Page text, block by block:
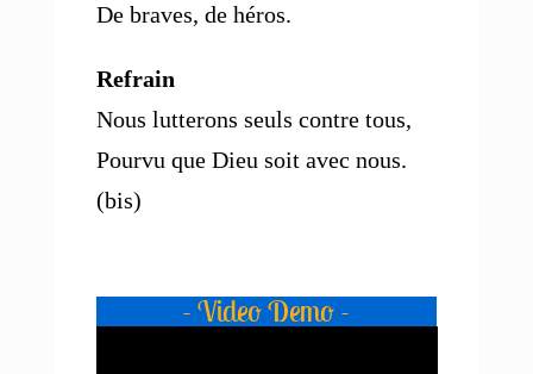
De braves, de héros.
Refrain
Nous lutterons seuls contre tous,
Pourvu que Dieu soit avec nous.
(bis)
- Video Demo -